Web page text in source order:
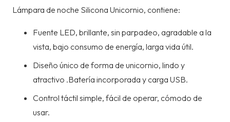
Lámpara de noche Silicona Unicornio, contiene:
Fuente LED, brillante, sin parpadeo, agradable a la
vista, bajo consumo de energía, larga vida útil.
Diseño único de forma de unicornio, lindo y
atractivo .Batería incorporada y carga USB.
Control táctil simple, fácil de operar, cómodo de
usar.